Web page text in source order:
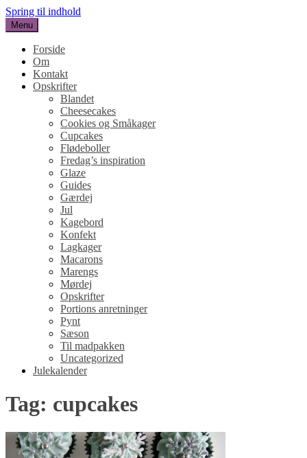
Spring til indhold
SUKKERHJERTE
en blog om kage
Menu
Forside
Om
Kontakt
Opskrifter
Blandet
Cheesecakes
Cookies og Småkager
Cupcakes
Flødeboller
Fredag’s inspiration
Glaze
Guides
Gærdej
Jul
Kagebord
Konfekt
Lagkager
Macarons
Marengs
Mørdej
Opskrifter
Portions anretninger
Pynt
Sæson
Til madpakken
Uncategorized
Julekalender
Tag: cupcakes